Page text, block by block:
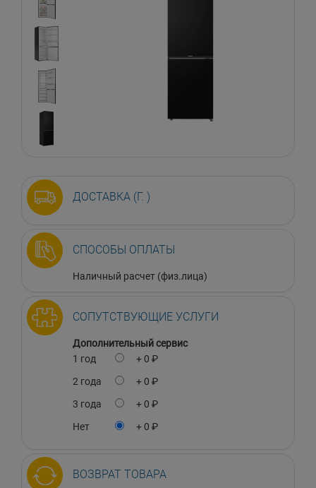
ДОСТАВКА (Г. )
СПОСОБЫ ОПЛАТЫ
Наличный расчет (физ.лица)
СОПУТСТВУЮЩИЕ УСЛУГИ
Дополнительный сервис
1 год
+ 0 ₽
2 года
+ 0 ₽
3 года
+ 0 ₽
Нет
+ 0 ₽
ВОЗВРАТ ТОВАРА